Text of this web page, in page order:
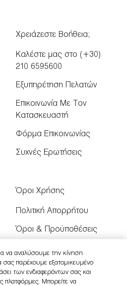
Χρειάζεστε Βοήθεια;
Καλέστε μας στο (+30)
210 6595600
Εξυπηρέτηση Πελατών
Επικοινωνία Με Τον
Κατασκευαστή
Φόρμα Επικοινωνίας
Συχνές Ερωτήσεις
Όροι Χρήσης
Πολιτική Απορρήτου
Όροι & Προϋποθέσεις
Διαχειριστείτε τα Cookies
του Ιστότοπου
να αναλύσουμε την κίνηση
σας παρέχουμε εξατομικευμένο
των ενδιαφερόντων σας και
πλατφόρμες. Μπορείτε να